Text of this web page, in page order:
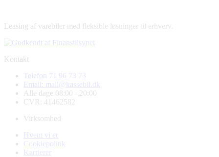
Leasing af varebiler med fleksible løsninger til erhverv.
Kontakt
Telefon 71 96 73 73
Email: mail@kassebil.dk
Alle dage 08:00 - 20:00
CVR: 41462582
Virksomhed
Hvem vi er
Cookiepolitik
Karrierer